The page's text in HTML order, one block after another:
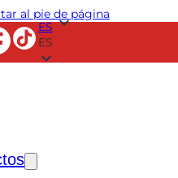
al pie de página
ES
ES